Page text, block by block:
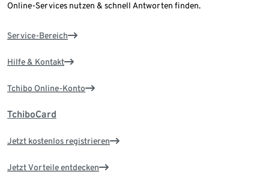
Online-Services nutzen & schnell Antworten finden.
Service-Bereich
Hilfe & Kontakt
Tchibo Online-Konto
TchiboCard
Jetzt kostenlos registrieren
Jetzt Vorteile entdecken